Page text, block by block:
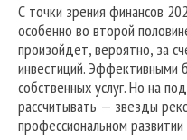
С точки зрения финансов
особенно во второй
произойдет, вероятно, за
инвестиций. Эффективными
собственных услуг. Но на
рассчитывать — звезды
профессиональном